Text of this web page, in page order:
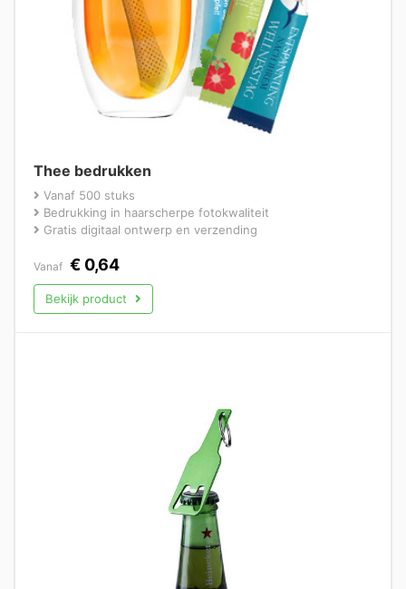
Thee bedrukken
Vanaf 500 stuks
Bedrukking in haarscherpe fotokwaliteit
Gratis digitaal ontwerp en verzending
Vanaf € 0,64
Bekijk product